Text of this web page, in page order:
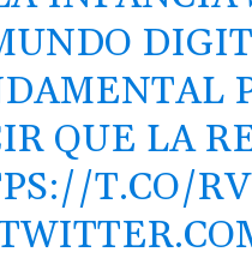
QUE LA
T.CO/